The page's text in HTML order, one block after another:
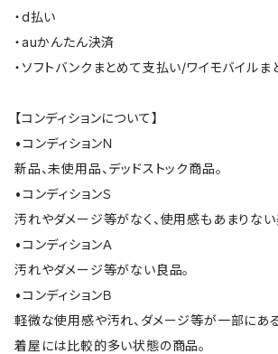
・d払い
・auかんたん決済
・ソフトバンクまとめて支払い/ワイモバイル
【コンディションについて】
•コンディションＮ
新品、未使用品、デッドストック商品。
•コンディションＳ
汚れやダメージ等がなく、使用感もあまりな
•コンディションＡ
汚れやダメージ等がない良品。
•コンディションＢ
軽微な使用感や汚れ、ダメージ等が一部にあ
着屋には比較的多い状態の商品。